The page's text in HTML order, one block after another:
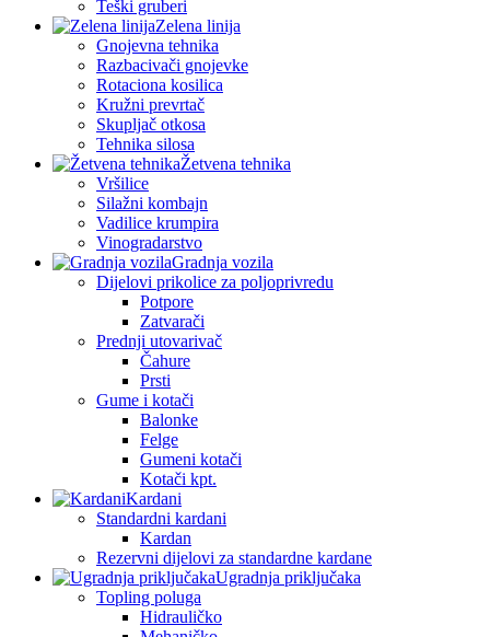
Teški gruberi
Zelena linija
Gnojevna tehnika
Razbacivači gnojevke
Rotaciona kosilica
Kružni prevrtač
Skupljač otkosa
Tehnika silosa
Žetvena tehnika
Vršilice
Silažni kombajn
Vadilice krumpira
Vinogradarstvo
Gradnja vozila
Dijelovi prikolice za poljoprivredu
Potpore
Zatvarači
Prednji utovarivač
Čahure
Prsti
Gume i kotači
Balonke
Felge
Gumeni kotači
Kotači kpt.
Kardani
Standardni kardani
Kardan
Rezervni dijelovi za standardne kardane
Ugradnja priključaka
Topling poluga
Hidrauličko